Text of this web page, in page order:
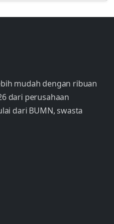
mudah dengan ribuan
dari perusahaan
dari BUMN, swasta